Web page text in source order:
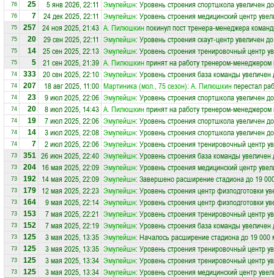
76 25 5 янв 2026, 22:11 Эмулейшн: Уровень строения спортшкола увеличен
76 7 24 дек 2025, 22:11 Эмулейшн: Уровень строения медицинский центр
75 257 24 ноя 2025, 21:43 А. Пилюшкинпокинул пост тренера-менеджера
75 20 29 сен 2025, 22:11 Эмулейшн: Уровень строения скаут-центр увеличен
75 14 25 сен 2025, 22:13 Эмулейшн: Уровень строения тренировочный центр
75 5 21 сен 2025, 21:39 А. Пилюшкинпринят на работу тренером-
74 333 20 сен 2025, 22:10 Эмулейшн: Уровень строения база команды увеличен
74 207 18 авг 2025, 11:00 Мартиника (мол., 75 сезон): А. Пилюшкинперестал
74 23 9 июл 2025, 22:06 Эмулейшн: Уровень строения спортшкола увеличен
74 20 8 июл 2025, 14:43 А. Пилюшкинпринят на работу тренером-
74 19 7 июл 2025, 22:06 Эмулейшн: Уровень строения спортшкола увеличен
74 14 3 июл 2025, 22:08 Эмулейшн: Уровень строения спортшкола увеличен
74 7 2 июл 2025, 22:06 Эмулейшн: Уровень строения тренировочный центр
73 351 26 июн 2025, 22:40 Эмулейшн: Уровень строения база команды увеличен
73 204 16 мая 2025, 22:09 Эмулейшн: Уровень строения медицинский центр
73 192 14 мая 2025, 22:09 Эмулейшн: Завершено расширение стадиона до 19
73 179 12 мая 2025, 22:23 Эмулейшн: Уровень строения центр физподготовки
73 164 9 мая 2025, 22:14 Эмулейшн: Уровень строения центр физподготовки
73 153 7 мая 2025, 22:21 Эмулейшн: Уровень строения тренировочный центр
73 152 7 мая 2025, 22:19 Эмулейшн: Уровень строения база команды увеличен
73 125 3 мая 2025, 13:35 Эмулейшн: Началось расширение стадиона до 19 000
73 125 3 мая 2025, 13:35 Эмулейшн: Уровень строения тренировочный центр
73 125 3 мая 2025, 13:34 Эмулейшн: Уровень строения тренировочный центр
73 125 3 мая 2025, 13:34 Эмулейшн: Уровень строения медицинский центр